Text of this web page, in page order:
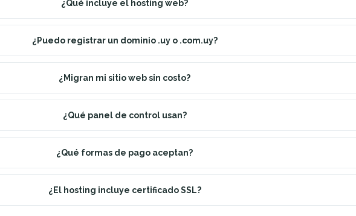
¿Qué incluye el hosting web?
¿Puedo registrar un dominio .uy o .com.uy?
¿Migran mi sitio web sin costo?
¿Qué panel de control usan?
¿Qué formas de pago aceptan?
¿El hosting incluye certificado SSL?